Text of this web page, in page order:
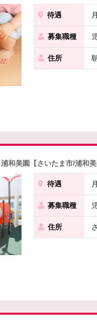
待遇
募集職種
住所
和美園【さいたま市/浦和
待遇
募集職種
住所